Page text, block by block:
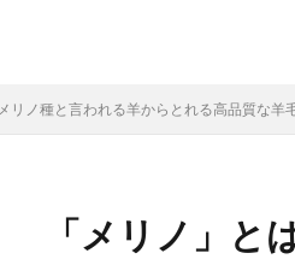
リノ種と言われる羊からとれる高品質な羊
「メリノ」と